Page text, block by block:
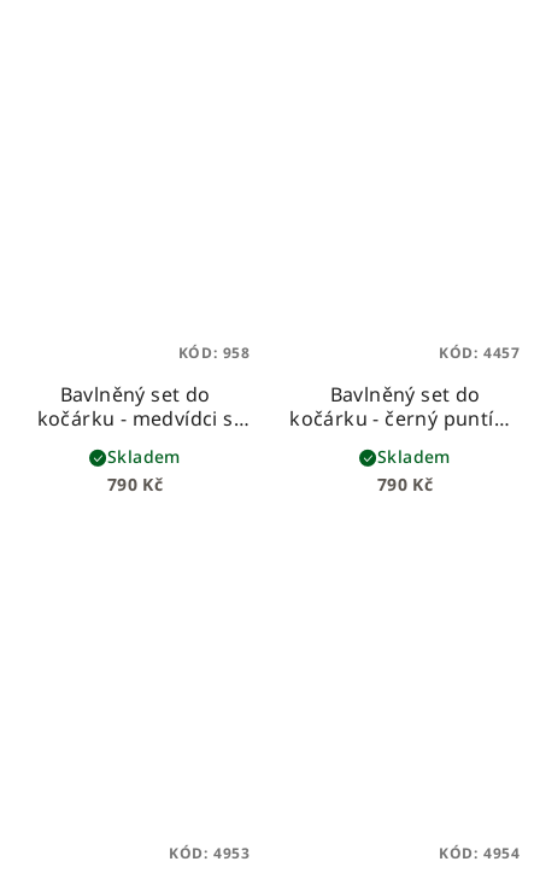
Bavlněný set do
kočárku - medvídci s
béžovou vaflí
790 Kč
Skladem
KÓD: 958
Bavlněný set do
kočárku - černý puntík s
béžovou vaflí
790 Kč
Skladem
KÓD: 4457
KÓD: 4953 KÓD: 4954